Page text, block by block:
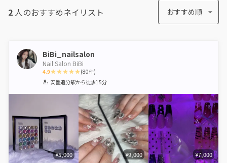
2 人のおすすめネイリスト おすすめ順
BiBi_nailsalon
Nail Salon BiBi
4.9
1 2 3 4 5
(80件)
安曇追分駅から徒歩15分
¥5,000 ¥9,000 ¥7,000